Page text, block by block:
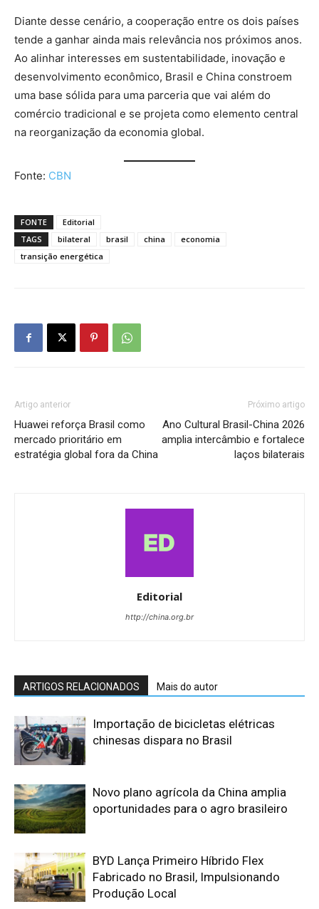
Diante desse cenário, a cooperação entre os dois países
tende a ganhar ainda mais relevância nos próximos anos.
Ao alinhar interesses em sustentabilidade, inovação e
desenvolvimento econômico, Brasil e China constroem
uma base sólida para uma parceria que vai além do
comércio tradicional e se projeta como elemento central
na reorganização da economia global.
Fonte: CBN
FONTE
Editorial
TAGS
bilateral brasil china
economia
transição energética
Artigo anterior
Huawei reforça Brasil como
mercado prioritário em
estratégia global fora da China
Próximo artigo
Ano Cultural Brasil-China 2026
amplia intercâmbio e fortalece
laços bilaterais
Editorial
http://china.org.br
ARTIGOS RELACIONADOS Mais do autor
Importação de bicicletas elétricas
chinesas dispara no Brasil
Novo plano agrícola da China amplia
oportunidades para o agro brasileiro
BYD Lança Primeiro Híbrido Flex
Fabricado no Brasil, Impulsionando
Produção Local